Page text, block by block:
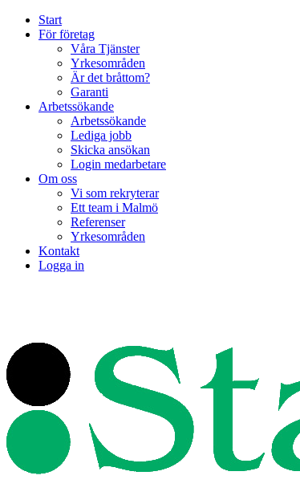
Start
För företag
Våra Tjänster
Yrkesområden
Är det bråttom?
Garanti
Arbetssökande
Arbetssökande
Lediga jobb
Skicka ansökan
Login medarbetare
Om oss
Vi som rekryterar
Ett team i Malmö
Referenser
Yrkesområden
Kontakt
Logga in